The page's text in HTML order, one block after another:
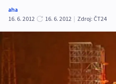
aha
16. 6. 2012
16. 6. 2012 | Zdroj: ČT24